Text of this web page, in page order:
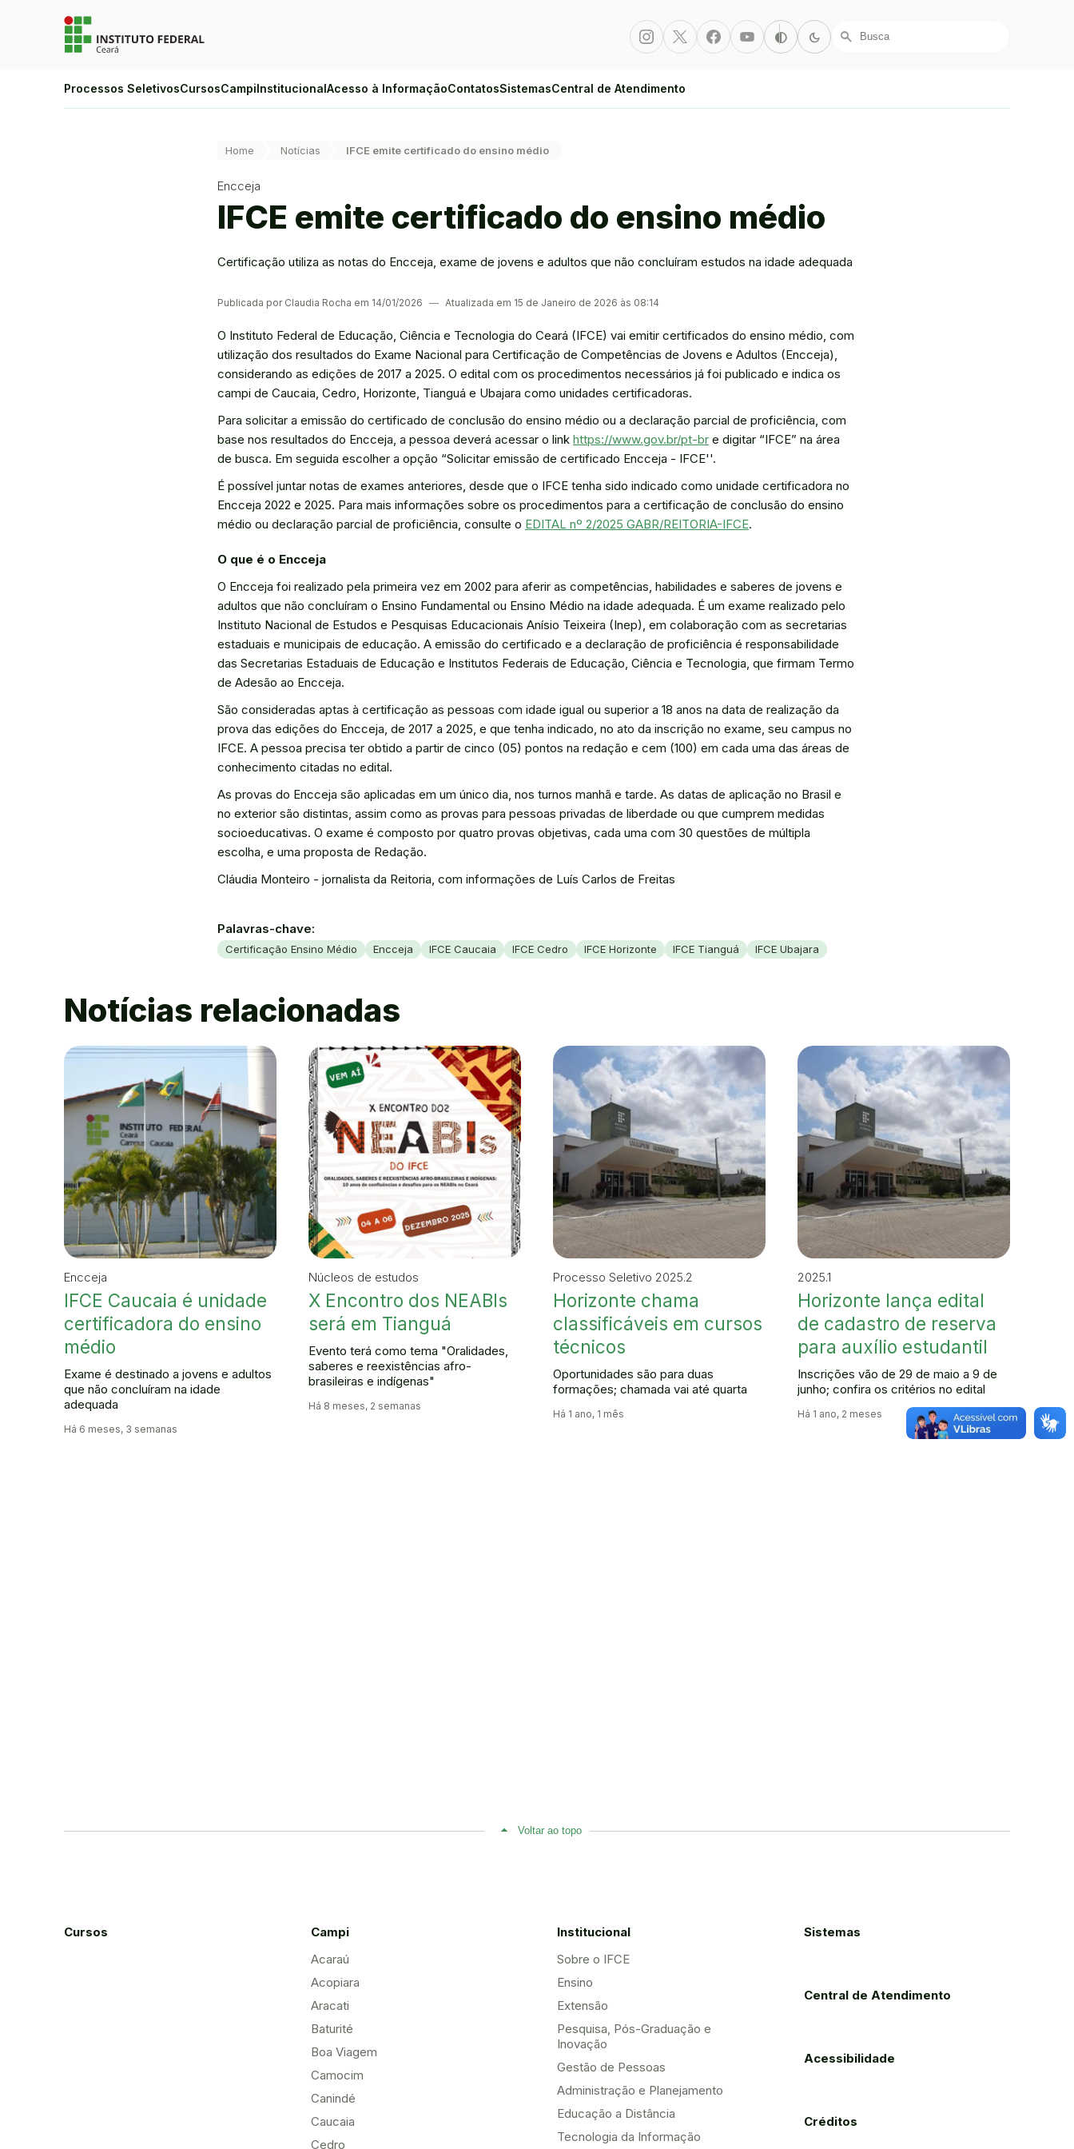
Ir para a busca
Ir para o menu principal
Ir para o conteúdo
Alto Contraste
Login da Área Administrativa
Acessibilidade
InstagramTwitter/XFacebookYoutubeAlto Contraste
contrast
Modo Escuro
dark_mode search
Processos SeletivosCursosCampiInstitucionalAcesso à InformaçãoContatosSistemasCentral de Atendimento
Você está aqui:
Home Notícias IFCE emite certificado do ensino médio
Encceja
IFCE emite certificado do ensino médio
Certificação utiliza as notas do Encceja, exame de jovens e adultos que não concluíram estudos na idade adequada
Publicada por Claudia Rocha em 14/01/2026 ― Atualizada em 15 de Janeiro de 2026 às 08:14
O Instituto Federal de Educação, Ciência e Tecnologia do Ceará (IFCE) vai emitir certificados do ensino médio, com
utilização dos resultados do Exame Nacional para Certificação de Competências de Jovens e Adultos (Encceja),
considerando as edições de 2017 a 2025. O edital com os procedimentos necessários já foi publicado e indica os
campi de Caucaia, Cedro, Horizonte, Tianguá e Ubajara como unidades certificadoras.
Para solicitar a emissão do certificado de conclusão do ensino médio ou a declaração parcial de proficiência, com
base nos resultados do Encceja, a pessoa deverá acessar o link https://www.gov.br/pt-br e digitar “IFCE” na área
de busca. Em seguida escolher a opção “Solicitar emissão de certificado Encceja - IFCE''.
É possível juntar notas de exames anteriores, desde que o IFCE tenha sido indicado como unidade certificadora no
Encceja 2022 e 2025. Para mais informações sobre os procedimentos para a certificação de conclusão do ensino
médio ou declaração parcial de proficiência, consulte o EDITAL nº 2/2025 GABR/REITORIA-IFCE.
O que é o Encceja
O Encceja foi realizado pela primeira vez em 2002 para aferir as competências, habilidades e saberes de jovens e
adultos que não concluíram o Ensino Fundamental ou Ensino Médio na idade adequada. É um exame realizado pelo
Instituto Nacional de Estudos e Pesquisas Educacionais Anísio Teixeira (Inep), em colaboração com as secretarias
estaduais e municipais de educação. A emissão do certificado e a declaração de proficiência é responsabilidade
das Secretarias Estaduais de Educação e Institutos Federais de Educação, Ciência e Tecnologia, que firmam Termo
de Adesão ao Encceja.
São consideradas aptas à certificação as pessoas com idade igual ou superior a 18 anos na data de realização da
prova das edições do Encceja, de 2017 a 2025, e que tenha indicado, no ato da inscrição no exame, seu campus no
IFCE. A pessoa precisa ter obtido a partir de cinco (05) pontos na redação e cem (100) em cada uma das áreas de
conhecimento citadas no edital.
As provas do Encceja são aplicadas em um único dia, nos turnos manhã e tarde. As datas de aplicação no Brasil e
no exterior são distintas, assim como as provas para pessoas privadas de liberdade ou que cumprem medidas
socioeducativas. O exame é composto por quatro provas objetivas, cada uma com 30 questões de múltipla
escolha, e uma proposta de Redação.
Cláudia Monteiro - jornalista da Reitoria, com informações de Luís Carlos de Freitas
Palavras-chave:
Certificação Ensino Médio Encceja IFCE Caucaia IFCE Cedro IFCE Horizonte IFCE Tianguá IFCE Ubajara
Notícias relacionadas
Encceja
IFCE Caucaia é unidade
certificadora do ensino
médio
Exame é destinado a jovens e adultos
que não concluíram na idade
adequada
Há 6 meses, 3 semanas
Núcleos de estudos
X Encontro dos NEABIs
será em Tianguá
Evento terá como tema "Oralidades,
saberes e reexistências afro-
brasileiras e indígenas"
Há 8 meses, 2 semanas
Processo Seletivo 2025.2
Horizonte chama
classificáveis em cursos
técnicos
Oportunidades são para duas
formações; chamada vai até quarta
Há 1 ano, 1 mês
2025.1
Horizonte lança edital
de cadastro de reserva
para auxílio estudantil
Inscrições vão de 29 de maio a 9 de
junho; confira os critérios no edital
Há 1 ano, 2 meses
Voltar ao topo
Cursos
Campi
Acaraú
Acopiara
Aracati
Baturité
Boa Viagem
Camocim
Canindé
Caucaia
Cedro
Institucional
Sobre o IFCE
Ensino
Extensão
Pesquisa, Pós-Graduação e
Inovação
Gestão de Pessoas
Administração e Planejamento
Educação a Distância
Tecnologia da Informação
Sistemas
Central de Atendimento
Acessibilidade
Créditos